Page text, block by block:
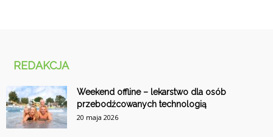
REDAKCJA
Weekend offline – lekarstwo dla osób
przebodźcowanych technologią
20 maja 2026